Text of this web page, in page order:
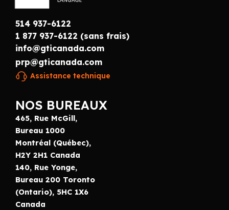
514 937-6122
1 877 937-6122 (sans frais)
info@gticanada.com
prp@gticanada.com
Assistance technique
NOS BUREAUX
465, Rue McGill,
Bureau 1000
Montréal (Québec),
H2Y 2H1 Canada
140, Rue Yonge,
Bureau 200 Toronto
(Ontario), 5HC 1X6
Canada